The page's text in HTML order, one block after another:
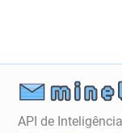
API de